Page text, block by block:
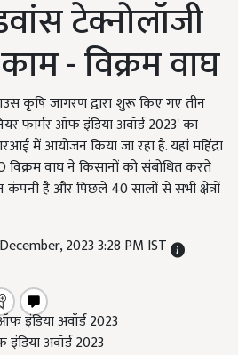
टेक्नोलॉजी
- विक्रम वाघ
कृषि जागरण द्वारा शुरू किए गए तीन
फार्मर ऑफ इंडिया अवॉर्ड 2023' का
में आयोजन किया जा रहा है. यहां महिंद्रा
विक्रम वाघ ने किसानों को संबोधित करते
कंपनी है और पिछले 40 सालों से सभी क्षेत्रों
2023 3:28 PM IST
अवॉर्ड 2023